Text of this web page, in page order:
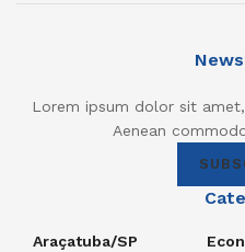
Lorem ipsum dolor sit
Aenean
Araçatuba/SP